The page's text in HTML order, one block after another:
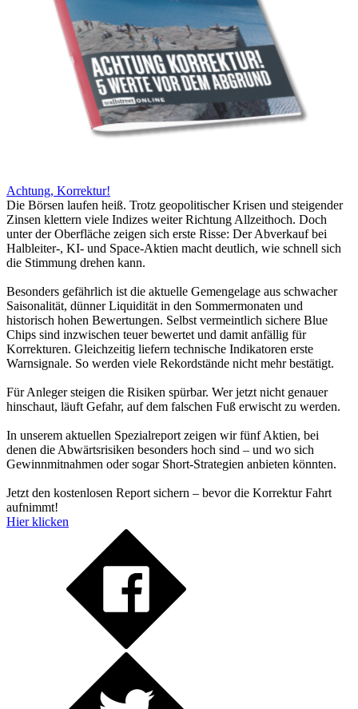
Achtung, Korrektur!
Die Börsen laufen heiß. Trotz geopolitischer Krisen und steigender
Zinsen klettern viele Indizes weiter Richtung Allzeithoch. Doch
unter der Oberfläche zeigen sich erste Risse: Der Abverkauf bei
Halbleiter-, KI- und Space-Aktien macht deutlich, wie schnell sich
die Stimmung drehen kann.
Besonders gefährlich ist die aktuelle Gemengelage aus schwacher
Saisonalität, dünner Liquidität in den Sommermonaten und
historisch hohen Bewertungen. Selbst vermeintlich sichere Blue
Chips sind inzwischen teuer bewertet und damit anfällig für
Korrekturen. Gleichzeitig liefern technische Indikatoren erste
Warnsignale. So werden viele Rekordstände nicht mehr bestätigt.
Für Anleger steigen die Risiken spürbar. Wer jetzt nicht genauer
hinschaut, läuft Gefahr, auf dem falschen Fuß erwischt zu werden.
In unserem aktuellen Spezialreport zeigen wir fünf Aktien, bei
denen die Abwärtsrisiken besonders hoch sind – und wo sich
Gewinnmitnahmen oder sogar Short-Strategien anbieten könnten.
Jetzt den kostenlosen Report sichern – bevor die Korrektur Fahrt
aufnimmt!
Hier klicken